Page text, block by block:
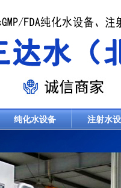
纯化水设备 注射水